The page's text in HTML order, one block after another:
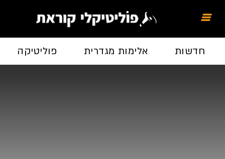
חדשות אלימות מגדרית פוליטיקה